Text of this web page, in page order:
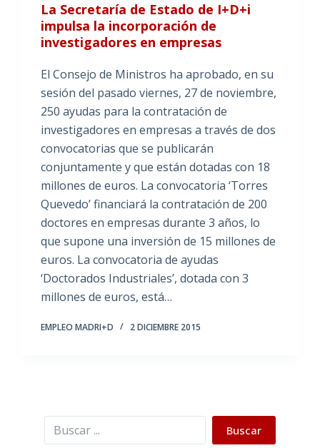
La Secretaría de Estado de I+D+i
impulsa la incorporación de
investigadores en empresas
El Consejo de Ministros ha aprobado, en su
sesión del pasado viernes, 27 de noviembre,
250 ayudas para la contratación de
investigadores en empresas a través de dos
convocatorias que se publicarán
conjuntamente y que están dotadas con 18
millones de euros. La convocatoria ‘Torres
Quevedo’ financiará la contratación de 200
doctores en empresas durante 3 años, lo
que supone una inversión de 15 millones de
euros. La convocatoria de ayudas
‘Doctorados Industriales’, dotada con 3
millones de euros, está…
EMPLEO MADRI+D 2 DICIEMBRE 2015
Buscar Buscar